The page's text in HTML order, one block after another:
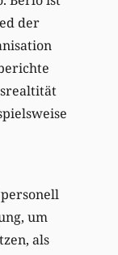
der
personell
um
als